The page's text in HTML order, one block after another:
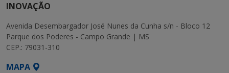
INOVAÇÃO
Avenida Desembargador José Nunes da Cunha s/n - Bloco 12
Parque dos Poderes - Campo Grande | MS
CEP.: 79031-310
MAPA